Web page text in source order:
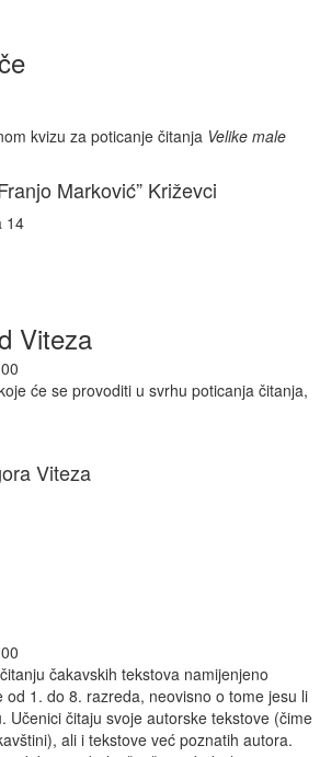
kvizu za poticanje čitanja Velike male
Marković” Križevci
14
Viteza
će se provoditi u svrhu poticanja čitanja,
Viteza
čakavskih tekstova namijenjeno
od 1. do 8. razreda, neovisno o tome jesu li
Učenici čitaju svoje autorske tekstove (čime
ali i tekstove već poznatih autora.